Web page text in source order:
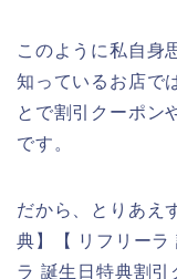
このように私自身
知っているお店で
とで割引クーポン
です。
だから、とりあえ
典】【 リフリーラ
ラ 誕生日特典割